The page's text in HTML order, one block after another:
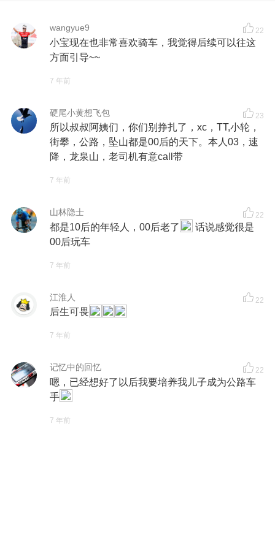
wangyue9 22
小宝现在也非常喜欢骑车，我觉得后续可以往这
方面引导~~
7 年前
硬尾小黄想飞包 23
所以叔叔阿姨们，你们别挣扎了，xc，TT,小轮，
街攀，公路，坠山都是00后的天下。本人03，速
降，龙泉山，老司机有意call带
7 年前
山林隐士 22
都是10后的年轻人，00后老了
话说感觉很是
00后玩车
7 年前
江淮人 22
后生可畏
7 年前
记忆中的回忆 22
嗯，已经想好了以后我要培养我儿子成为公路车
手
7 年前